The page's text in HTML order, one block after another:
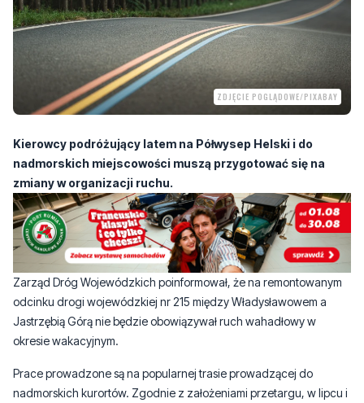
ZDJĘCIE POGLĄDOWE/PIXABAY
Kierowcy podróżujący latem na Półwysep Helski i do
nadmorskich miejscowości muszą przygotować się na
Zarząd Dróg Wojewódzkich poinformował, że na remontowanym
odcinku drogi wojewódzkiej nr 215 między Władysławowem a
Jastrzębią Górą nie będzie obowiązywał ruch wahadłowy w
okresie wakacyjnym.
Prace prowadzone są na popularnej trasie prowadzącej do
nadmorskich kurortów. Zgodnie z założeniami przetargu, w lipcu i
Obecnie trwa zatwierdzanie projektu tymczasowej organizacji
ruchu. Na odcinku w Jastrzębiej Górze kierowcy będą kierowani